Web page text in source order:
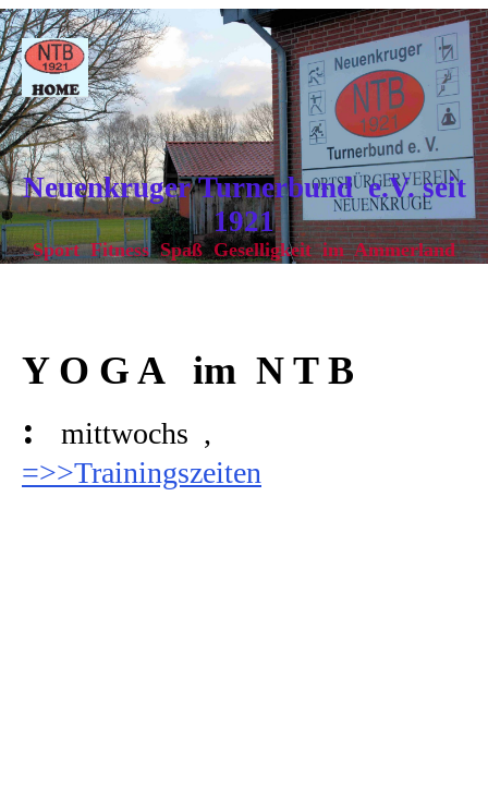
Neuenkruger Turnerbund e.V. seit
1921
Sport Fitness Spaß Geselligkeit im Ammerland
Y O G A im N T B
:
mittwochs ,
=>>Trainingszeiten